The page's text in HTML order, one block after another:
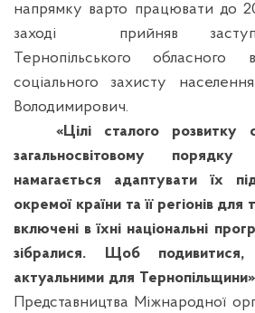
напрямку варто працювати до
заході
прийняв
Тернопільського обласного
соціального захисту
Володимирович.
«Цілі сталого розвитку
загальносвітовому
намагається адаптувати їх
окремої країни та її регіонів
включені в їхні національні
зібралися. Щоб
актуальними для
Представництва Міжнародної